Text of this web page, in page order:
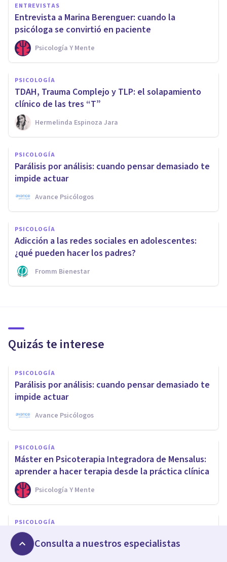
ENTREVISTAS
Entrevista a Marina Berenguer: cuando la
psicóloga se convirtió en paciente
Psicología Y Mente
PSICOLOGÍA
TDAH, Trauma Complejo y TLP: el solapamiento
clínico de las tres “T”
Hermelinda Espinoza Jara
PSICOLOGÍA
Parálisis por análisis: cuando pensar demasiado te
impide actuar
Avance Psicólogos
PSICOLOGÍA
Adicción a las redes sociales en adolescentes:
¿qué pueden hacer los padres?
Fromm Bienestar
Quizás te interese
PSICOLOGÍA
Parálisis por análisis: cuando pensar demasiado te
impide actuar
Avance Psicólogos
PSICOLOGÍA
Máster en Psicoterapia Integradora de Mensalus:
aprender a hacer terapia desde la práctica clínica
Psicología Y Mente
PSICOLOGÍA
TDAH, Trauma Complejo y TLP: el solapamiento
clínico de las tres “T”
Consulta a nuestros especialistas